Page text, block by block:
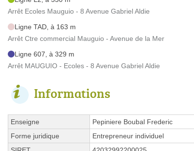
Arrêt Ecoles Mauguio - 8 Avenue Gabriel Aldie
Ligne TAD, à 163 m
Arrêt Ctre commercial Mauguio - Avenue de la Mer
Ligne 607, à 329 m
Arrêt MAUGUIO - Ecoles - 8 Avenue Gabriel Aldie
Informations
Enseigne
Pepiniere Boubal Frederic
Forme juridique
Entrepreneur individuel